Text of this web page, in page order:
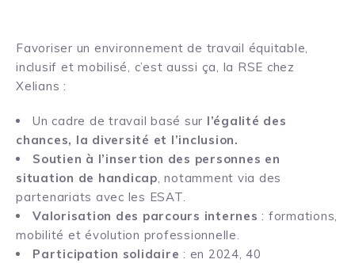
Favoriser un environnement de travail équitable,
inclusif et mobilisé, c’est aussi ça, la RSE chez
Xelians :
Un cadre de travail basé sur l’égalité des
chances, la diversité et l’inclusion.
Soutien à l’insertion des personnes en
situation de handicap, notamment via des
partenariats avec les ESAT.
Valorisation des parcours internes : formations,
mobilité et évolution professionnelle.
Participation solidaire : en 2024, 40